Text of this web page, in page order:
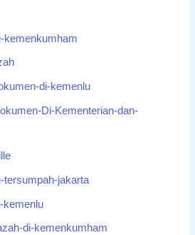
kemenkumham
di-kemenlu
Di-Kementerian-dan-
tersumpah-jakarta
kemenlu
di-kemenkumham